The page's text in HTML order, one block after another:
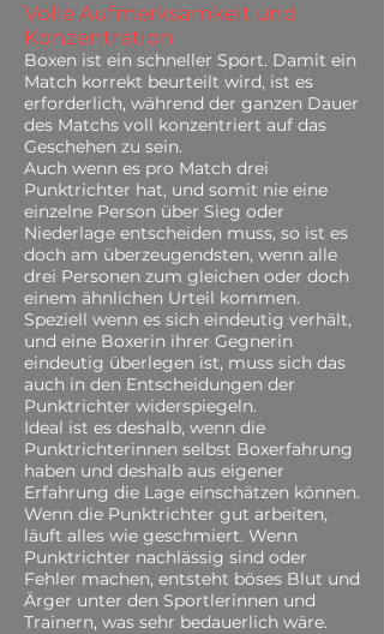
Volle Aufmerksamkeit und
Konzentration
Boxen ist ein schneller Sport. Damit ein
Match korrekt beurteilt wird, ist es
erforderlich, während der ganzen Dauer
des Matchs voll konzentriert auf das
Geschehen zu sein.
Auch wenn es pro Match drei
Punktrichter hat, und somit nie eine
einzelne Person über Sieg oder
Niederlage entscheiden muss, so ist es
doch am überzeugendsten, wenn alle
drei Personen zum gleichen oder doch
einem ähnlichen Urteil kommen.
Speziell wenn es sich eindeutig verhält,
und eine Boxerin ihrer Gegnerin
eindeutig überlegen ist, muss sich das
auch in den Entscheidungen der
Punktrichter widerspiegeln.
Ideal ist es deshalb, wenn die
Punktrichterinnen selbst Boxerfahrung
haben und deshalb aus eigener
Erfahrung die Lage einschätzen können.
Wenn die Punktrichter gut arbeiten,
läuft alles wie geschmiert. Wenn
Punktrichter nachlässig sind oder
Fehler machen, entsteht böses Blut und
Ärger unter den Sportlerinnen und
Trainern, was sehr bedauerlich wäre.